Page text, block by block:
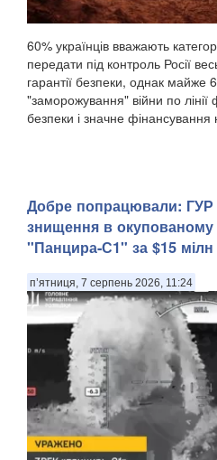
60% українців вважають
передати під контроль Росії
гарантії безпеки, однак майже
"заморожування" війни по лінії
безпеки і значне
Добре попрацювали: ГУР
знищення в окупованому
"Панцира-С1" за $15 мілн
п’ятниця, 7 серпень 2026, 11:24